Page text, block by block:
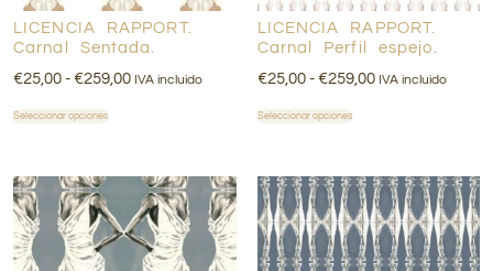
LICENCIA RAPPORT.
Carnal Sentada.
€25,00 - €259,00 IVA incluido
Seleccionar opciones
LICENCIA RAPPORT.
Carnal Perfil espejo.
€25,00 - €259,00 IVA incluido
Seleccionar opciones